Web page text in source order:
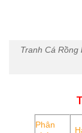
Phân
nhóm